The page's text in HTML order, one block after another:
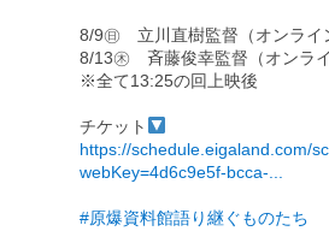
8/9㊐ 立川直樹監督（オンライ
8/13㊍ 斉藤俊幸監督（オンライ
※全て13:25の回上映後
チケット
https://schedule.eigaland.com/
webKey=4d6c9e5f-bcca-...
#原爆資料館語り継ぐものたち